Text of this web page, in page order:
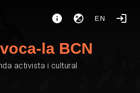
EN
la BCN
activista i cultural